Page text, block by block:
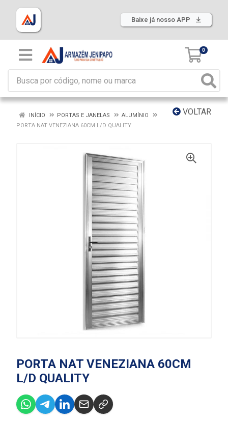
Baixe já nosso APP
0
VOLTAR
INÍCIO PORTAS E JANELAS
ALUMÍNIO
PORTA NAT VENEZIANA 60CM L/D QUALITY
PORTA NAT VENEZIANA 60CM
L/D QUALITY